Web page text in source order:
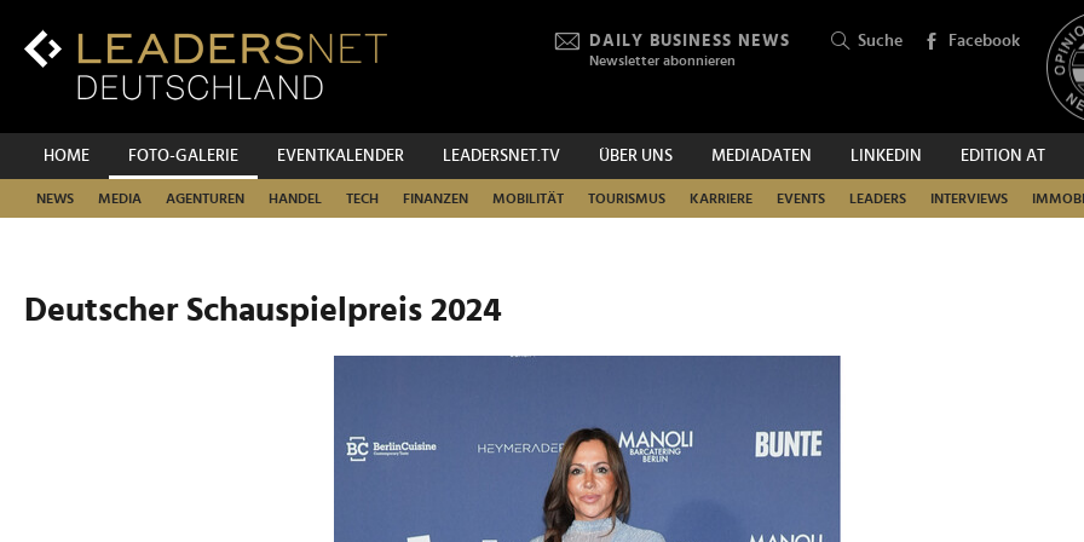
Inhalt
Hauptnavigation
DAILY BUSINESS NEWS
Newsletter abonnieren
Suche Facebook
HOME FOTO-GALERIE EVENTKALENDER LEADERSNET.TV ÜBER UNS MEDIADATEN LINKEDIN EDITION AT
NEWS MEDIA AGENTUREN HANDEL TECH FINANZEN MOBILITÄT TOURISMUS KARRIERE EVENTS LEADERS INTERVIEWS
SUCHEN
Deutscher Schauspielpreis 2024